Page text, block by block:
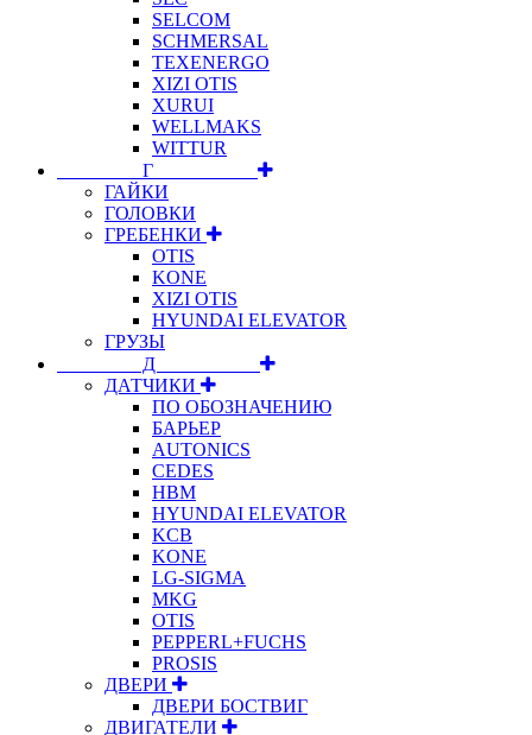
SELCOM
SCHMERSAL
TEXENERGO
XIZI OTIS
XURUI
WELLMAKS
WITTUR
⠀⠀⠀⠀⠀⠀Г⠀⠀⠀⠀⠀⠀⠀
ГАЙКИ
ГОЛОВКИ
ГРЕБЕНКИ
OTIS
KONE
XIZI OTIS
HYUNDAI ELEVATOR
ГРУЗЫ
⠀⠀⠀⠀⠀⠀Д⠀⠀⠀⠀⠀⠀⠀
ДАТЧИКИ
ПО ОБОЗНАЧЕНИЮ
БАРЬЕР
AUTONICS
CEDES
HBM
HYUNDAI ELEVATOR
KCB
KONE
LG-SIGMA
MKG
OTIS
PEPPERL+FUCHS
PROSIS
ДВЕРИ
ДВЕРИ БОСТВИГ
ДВИГАТЕЛИ